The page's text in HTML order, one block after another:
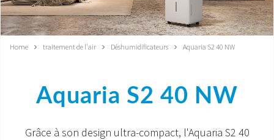
CLIMATISATION
CHAUFFAGE
SYSTÈMES INTÉGRÉS
CONTACTS
Home traitement de l'air Déshumidificateurs Aquaria S2 40 NW
Aquaria S2 40 NW
Grâce à son design ultra-compact, l'Aquaria S2 40